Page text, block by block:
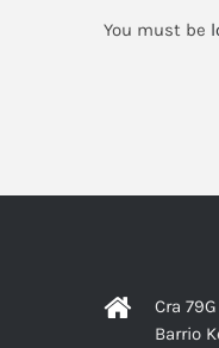
You must be
Cra
Barrio